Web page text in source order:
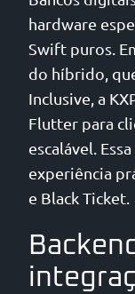
hardware
Swift puros.
do híbrido,
Inclusive, a
Flutter para
escalável.
experiência
e Black Ticket.